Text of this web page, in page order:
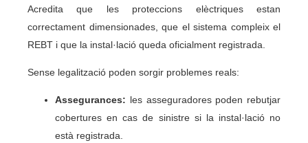
Acredita que les proteccions elèctriques estan
correctament dimensionades, que el sistema compleix el
REBT i que la instal·lació queda oficialment registrada.
Sense legalització poden sorgir problemes reals:
Assegurances: les asseguradores poden rebutjar
cobertures en cas de sinistre si la instal·lació no
està registrada.